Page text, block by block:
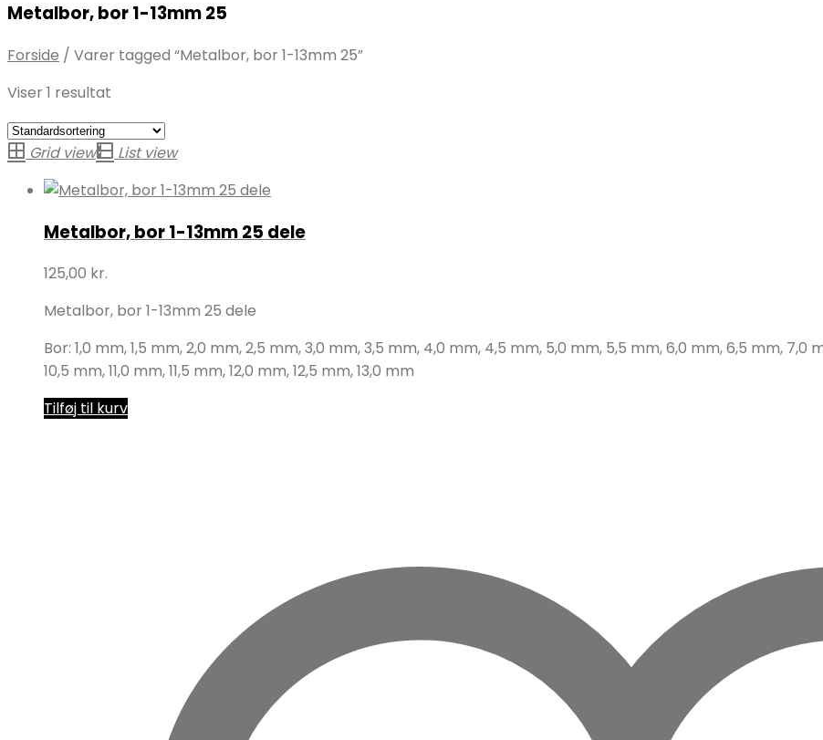
Metalbor, bor 1-13mm 25
Forside / Varer tagged “Metalbor, bor 1-13mm 25”
Viser 1 resultat
Grid view List view
Metalbor, bor 1-13mm 25 dele
125,00 kr.
Metalbor, bor 1-13mm 25 dele
Bor: 1,0 mm, 1,5 mm, 2,0 mm, 2,5 mm, 3,0 mm, 3,5 mm, 4,0 mm, 4,5 mm, 5,0 mm, 5,5 mm, 6,0 mm, 6,5 mm, 7,0
10,5 mm, 11,0 mm, 11,5 mm, 12,0 mm, 12,5 mm, 13,0 mm
Tilføj til kurv